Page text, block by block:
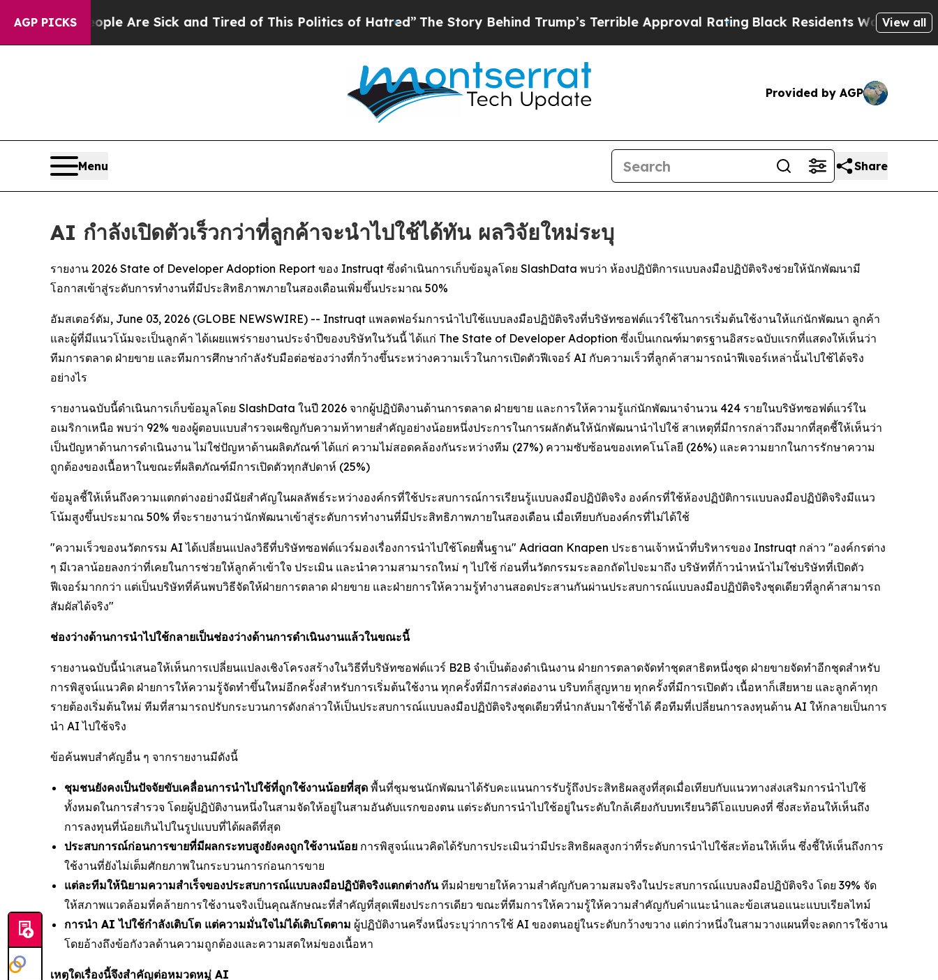
AGP PICKS
“People Are Sick and Tired of This Politics of Hatred” The Story Behind Trump’s Terrible Approval RatingBlack Residents Warned of Abusive
View all
Provided by AGP
Menu Share
AI กำลังเปิดตัวเร็วกว่าที่ลูกค้าจะนำไปใช้ได้ทัน ผลวิจัยใหม่ระบุ
รายงาน 2026 State of Developer Adoption Report ของ Instruqt ซึ่งดำเนินการเก็บข้อมูลโดย SlashData พบว่า ห้องปฏิบัติการแบบลงมือปฏิบัติจริงช่วยให้นักพัฒนามี
โอกาสเข้าสู่ระดับการทำงานที่มีประสิทธิภาพภายในสองเดือนเพิ่มขึ้นประมาณ 50%
อัมสเตอร์ดัม, June 03, 2026 (GLOBE NEWSWIRE) -- Instruqt แพลตฟอร์มการนำไปใช้แบบลงมือปฏิบัติจริงที่บริษัทซอฟต์แวร์ใช้ในการเริ่มต้นใช้งานให้แก่นักพัฒนา ลูกค้า
และผู้ที่มีแนวโน้มจะเป็นลูกค้า ได้เผยแพร่รายงานประจำปีของบริษัทในวันนี้ ได้แก่ The State of Developer Adoption ซึ่งเป็นเกณฑ์มาตรฐานอิสระฉบับแรกที่แสดงให้เห็นว่า
ทีมการตลาด ฝ่ายขาย และทีมการศึกษากำลังรับมือต่อช่องว่างที่กว้างขึ้นระหว่างความเร็วในการเปิดตัวฟีเจอร์ AI กับความเร็วที่ลูกค้าสามารถนำฟีเจอร์เหล่านั้นไปใช้ได้จริง
อย่างไร
รายงานฉบับนี้ดำเนินการเก็บข้อมูลโดย SlashData ในปี 2026 จากผู้ปฏิบัติงานด้านการตลาด ฝ่ายขาย และการให้ความรู้แก่นักพัฒนาจำนวน 424 รายในบริษัทซอฟต์แวร์ใน
อเมริกาเหนือ พบว่า 92% ของผู้ตอบแบบสำรวจเผชิญกับความท้าทายสำคัญอย่างน้อยหนึ่งประการในการผลักดันให้นักพัฒนานำไปใช้ สาเหตุที่มีการกล่าวถึงมากที่สุดชี้ให้เห็นว่า
เป็นปัญหาด้านการดำเนินงาน ไม่ใช่ปัญหาด้านผลิตภัณฑ์ ได้แก่ ความไม่สอดคล้องกันระหว่างทีม (27%) ความซับซ้อนของเทคโนโลยี (26%) และความยากในการรักษาความ
ถูกต้องของเนื้อหาในขณะที่ผลิตภัณฑ์มีการเปิดตัวทุกสัปดาห์ (25%)
ข้อมูลชี้ให้เห็นถึงความแตกต่างอย่างมีนัยสำคัญในผลลัพธ์ระหว่างองค์กรที่ใช้ประสบการณ์การเรียนรู้แบบลงมือปฏิบัติจริง องค์กรที่ใช้ห้องปฏิบัติการแบบลงมือปฏิบัติจริงมีแนว
โน้มสูงขึ้นประมาณ 50% ที่จะรายงานว่านักพัฒนาเข้าสู่ระดับการทำงานที่มีประสิทธิภาพภายในสองเดือน เมื่อเทียบกับองค์กรที่ไม่ได้ใช้
"ความเร็วของนวัตกรรม AI ได้เปลี่ยนแปลงวิธีที่บริษัทซอฟต์แวร์มองเรื่องการนำไปใช้โดยพื้นฐาน" Adriaan Knapen ประธานเจ้าหน้าที่บริหารของ Instruqt กล่าว "องค์กรต่าง
ๆ มีเวลาน้อยลงกว่าที่เคยในการช่วยให้ลูกค้าเข้าใจ ประเมิน และนำความสามารถใหม่ ๆ ไปใช้ ก่อนที่นวัตกรรมระลอกถัดไปจะมาถึง บริษัทที่ก้าวนำหน้าไม่ใช่บริษัทที่เปิดตัว
ฟีเจอร์มากกว่า แต่เป็นบริษัทที่ค้นพบวิธีจัดให้ฝ่ายการตลาด ฝ่ายขาย และฝ่ายการให้ความรู้ทำงานสอดประสานกันผ่านประสบการณ์แบบลงมือปฏิบัติจริงชุดเดียวที่ลูกค้าสามารถ
สัมผัสได้จริง"
ช่องว่างด้านการนำไปใช้กลายเป็นช่องว่างด้านการดำเนินงานแล้วในขณะนี้
รายงานฉบับนี้นำเสนอให้เห็นการเปลี่ยนแปลงเชิงโครงสร้างในวิธีที่บริษัทซอฟต์แวร์ B2B จำเป็นต้องดำเนินงาน ฝ่ายการตลาดจัดทำชุดสาธิตหนึ่งชุด ฝ่ายขายจัดทำอีกชุดสำหรับ
การพิสูจน์แนวคิด ฝ่ายการให้ความรู้จัดทำขึ้นใหม่อีกครั้งสำหรับการเริ่มต้นใช้งาน ทุกครั้งที่มีการส่งต่องาน บริบทก็สูญหาย ทุกครั้งที่มีการเปิดตัว เนื้อหาก็เสียหาย และลูกค้าทุก
รายต้องเริ่มต้นใหม่ ทีมที่สามารถปรับกระบวนการดังกล่าวให้เป็นประสบการณ์แบบลงมือปฏิบัติจริงชุดเดียวที่นำกลับมาใช้ซ้ำได้ คือทีมที่เปลี่ยนการลงทุนด้าน AI ให้กลายเป็นการ
นำ AI ไปใช้จริง
ข้อค้นพบสำคัญอื่น ๆ จากรายงานมีดังนี้
ชุมชนยังคงเป็นปัจจัยขับเคลื่อนการนำไปใช้ที่ถูกใช้งานน้อยที่สุด พื้นที่ชุมชนนักพัฒนาได้รับคะแนนการรับรู้ถึงประสิทธิผลสูงที่สุดเมื่อเทียบกับแนวทางส่งเสริมการนำไปใช้
ทั้งหมดในการสำรวจ โดยผู้ปฏิบัติงานหนึ่งในสามจัดให้อยู่ในสามอันดับแรกของตน แต่ระดับการนำไปใช้อยู่ในระดับใกล้เคียงกับบทเรียนวิดีโอแบบคงที่ ซึ่งสะท้อนให้เห็นถึง
การลงทุนที่น้อยเกินไปในรูปแบบที่ได้ผลดีที่สุด
ประสบการณ์ก่อนการขายที่มีผลกระทบสูงยังคงถูกใช้งานน้อย การพิสูจน์แนวคิดได้รับการประเมินว่ามีประสิทธิผลสูงกว่าที่ระดับการนำไปใช้สะท้อนให้เห็น ซึ่งชี้ให้เห็นถึงการ
ใช้งานที่ยังไม่เต็มศักยภาพในกระบวนการก่อนการขาย
แต่ละทีมให้นิยามความสำเร็จของประสบการณ์แบบลงมือปฏิบัติจริงแตกต่างกันทีมฝ่ายขายให้ความสำคัญกับความสมจริงในประสบการณ์แบบลงมือปฏิบัติจริง โดย 39% จัด
ให้สภาพแวดล้อมที่คล้ายการใช้งานจริงเป็นคุณลักษณะที่สำคัญที่สุดเพียงประการเดียว ขณะที่ทีมการให้ความรู้ให้ความสำคัญกับคำแนะนำและข้อเสนอแนะแบบเรียลไทม์
การนำ AI ไปใช้กำลังเติบโต แต่ความมั่นใจไม่ได้เติบโตตาม ผู้ปฏิบัติงานครึ่งหนึ่งระบุว่าการใช้ AI ของตนอยู่ในระดับกว้างขวาง แต่กว่าหนึ่งในสามวางแผนที่จะลดการใช้งาน
โดยอ้างถึงข้อกังวลด้านความถูกต้องและความสดใหม่ของเนื้อหา
เหตุใดเรื่องนี้จึงสำคัญต่อหมวดหมู่ AI